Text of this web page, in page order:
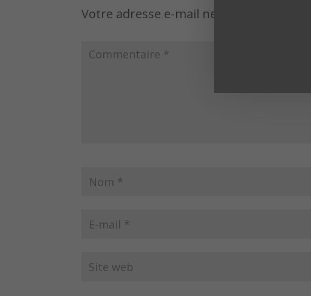
Votre adresse e-mail ne sera pas publiée.